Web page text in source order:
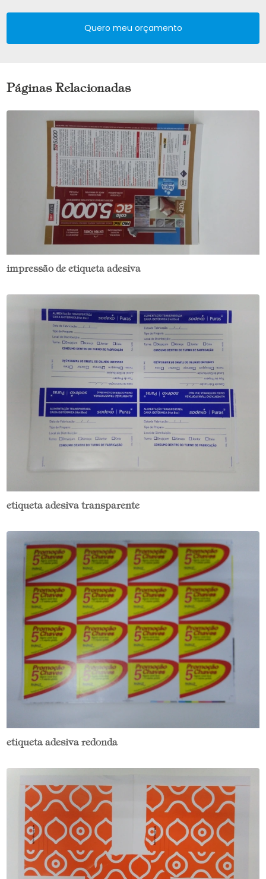
Quero meu orçamento
Páginas Relacionadas
impressão de etiqueta adesiva
etiqueta adesiva transparente
etiqueta adesiva redonda